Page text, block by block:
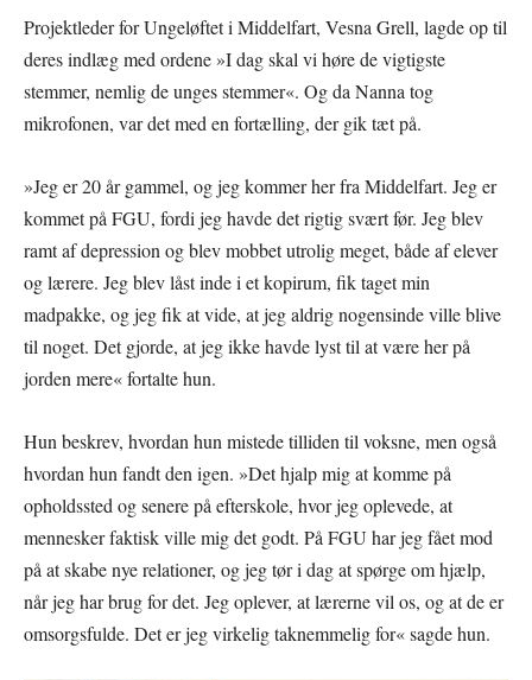
Projektleder for Ungeløftet i Middelfart, Vesna Grell, lagde op til
deres indlæg med ordene »I dag skal vi høre de vigtigste
stemmer, nemlig de unges stemmer«. Og da Nanna tog
mikrofonen, var det med en fortælling, der gik tæt på.
»Jeg er 20 år gammel, og jeg kommer her fra Middelfart. Jeg er
kommet på FGU, fordi jeg havde det rigtig svært før. Jeg blev
ramt af depression og blev mobbet utrolig meget, både af elever
og lærere. Jeg blev låst inde i et kopirum, fik taget min
madpakke, og jeg fik at vide, at jeg aldrig nogensinde ville blive
til noget. Det gjorde, at jeg ikke havde lyst til at være her på
jorden mere« fortalte hun.
Hun beskrev, hvordan hun mistede tilliden til voksne, men også
hvordan hun fandt den igen. »Det hjalp mig at komme på
opholdssted og senere på efterskole, hvor jeg oplevede, at
mennesker faktisk ville mig det godt. På FGU har jeg fået mod
på at skabe nye relationer, og jeg tør i dag at spørge om hjælp,
når jeg har brug for det. Jeg oplever, at lærerne vil os, og at de er
omsorgsfulde. Det er jeg virkelig taknemmelig for« sagde hun.